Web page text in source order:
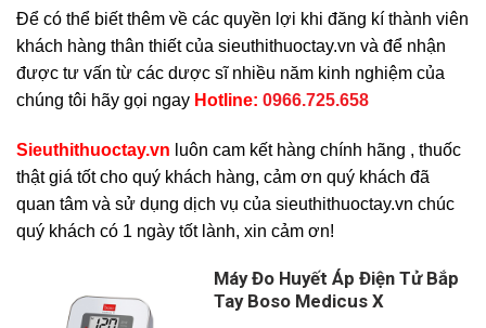
Để có thể biết thêm về các quyền lợi khi đăng kí thành viên
khách hàng thân thiết của sieuthithuoctay.vn và để nhận
được tư vấn từ các dược sĩ nhiều năm kinh nghiệm của
chúng tôi hãy gọi ngay Hotline: 0966.725.658
Sieuthithuoctay.vn luôn cam kết hàng chính hãng , thuốc
thật giá tốt cho quý khách hàng, cảm ơn quý khách đã
quan tâm và sử dụng dịch vụ của sieuthithuoctay.vn chúc
quý khách có 1 ngày tốt lành, xin cảm ơn!
Máy Đo Huyết Áp Điện Tử Bắp
Tay Boso Medicus X